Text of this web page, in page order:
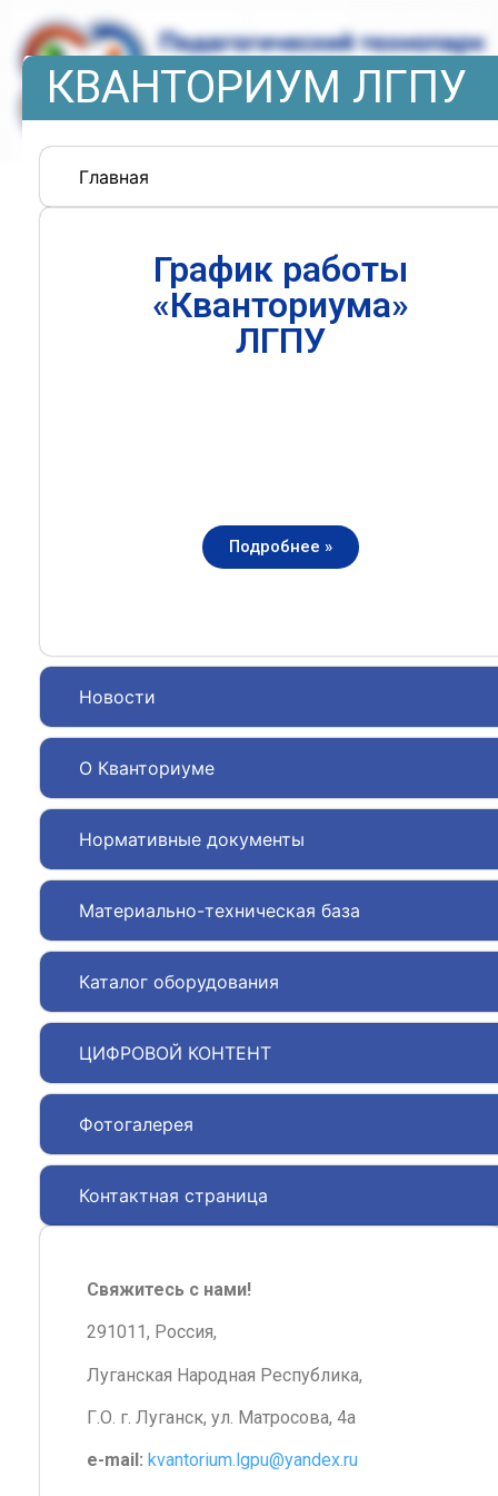
КВАНТОРИУМ ЛГПУ
Главная
Новости
О Кванториуме
Нормативные документы
Материально-техническая база
Каталог оборудования
ЦИФРОВОЙ КОНТЕНТ
Фотогалерея
Контактная страница
График работы
«Кванториума»
ЛГПУ
Подробнее »
Свяжитесь с нами!
291011, Россия,
Луганская Народная Республика,
Г.О. г. Луганск, ул. Матросова, 4а
e-mail: kvantorium.lgpu@yandex.ru